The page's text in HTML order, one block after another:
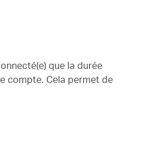
que la durée
compte. Cela permet de